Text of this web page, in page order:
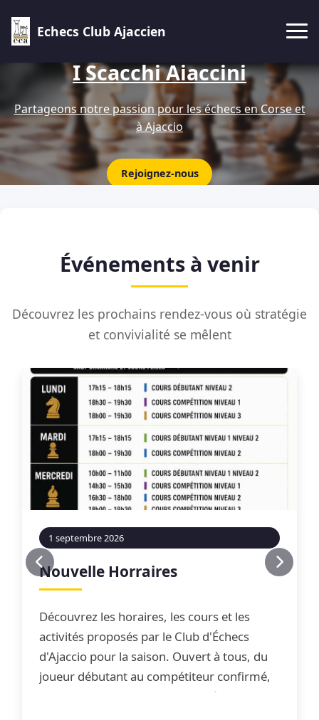
Echecs Club Ajaccien
I Scacchi Aiaccini
Partageons notre passion pour les échecs en Corse et
à Ajaccio
Rejoignez-nous
Événements à venir
Découvrez les prochains rendez-vous où stratégie
et convivialité se mêlent
1 septembre 2026
Nouvelle Horraires
Découvrez les horaires, les cours et les
activités proposés par le Club d'Échecs
d'Ajaccio pour la saison. Ouvert à tous, du
joueur débutant au compétiteur confirmé,
le club propose une offre complète